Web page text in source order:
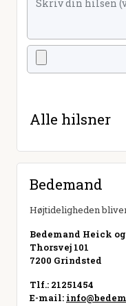
Alle hilsner
Bedemand
Højtideligheden
Bedemand Heick
Thorsvej 101
7200 Grindsted
Tlf.: 21251454
E-mail: